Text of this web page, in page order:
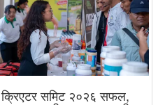
क्रिएटर समिट २०२६ सफल,